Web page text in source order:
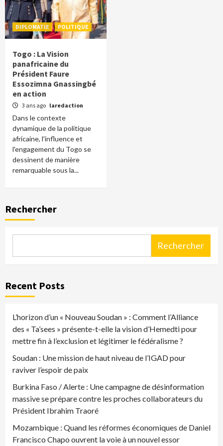
DIPLOMATIE POLITIQUE
Togo : La Vision
panafricaine du
Président Faure
Essozimna Gnassingbé
en action
3 ans ago laredaction
Dans le contexte
dynamique de la politique
africaine, l'influence et
l'engagement du Togo se
dessinent de manière
remarquable sous la...
Rechercher
Rechercher
Recent Posts
L’horizon d’un « Nouveau Soudan » : Comment l’Alliance
des « Ta’sees » présente-t-elle la vision d’Hemedti pour
mettre fin à l’exclusion et légitimer le fédéralisme ?
Soudan : Une mission de haut niveau de l’IGAD pour
raviver l’espoir de paix
Burkina Faso / Alerte : Une campagne de désinformation
massive se prépare contre les proches collaborateurs du
Président Ibrahim Traoré
Mozambique : Quand les réformes économiques de Daniel
Francisco Chapo ouvrent la voie à un nouvel essor